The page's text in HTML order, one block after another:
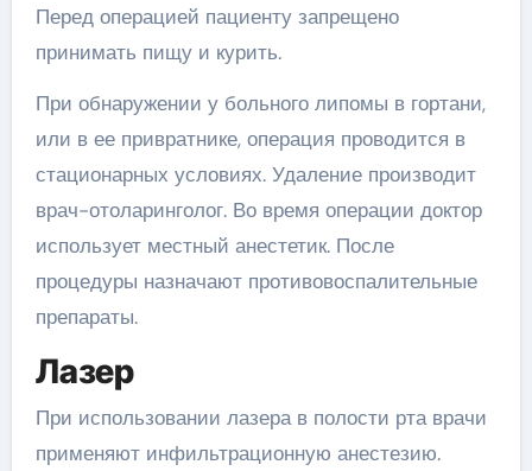
Перед операцией пациенту запрещено
принимать пищу и курить.
При обнаружении у больного липомы в гортани,
или в ее привратнике, операция проводится в
стационарных условиях. Удаление производит
врач-отоларинголог. Во время операции доктор
использует местный анестетик. После
процедуры назначают противовоспалительные
препараты.
Лазер
При использовании лазера в полости рта врачи
применяют инфильтрационную анестезию.